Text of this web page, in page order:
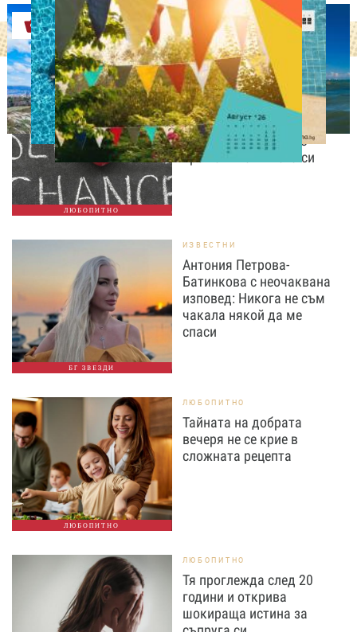
Оферти
ЛЮБОПИТНО
ЛЮБОПИТНО
Август е месецът на
вторите шансове: Защо
точно сега най-често
променяме живота си
БГ ЗВЕЗДИ
ИЗВЕСТНИ
Антония Петрова-
Батинкова с неочаквана
изповед: Никога не съм
чакала някой да ме
спаси
ЛЮБОПИТНО
ЛЮБОПИТНО
Тайната на добрата
вечеря не се крие в
сложната рецепта
ЛЮБОПИТНО
Тя проглежда след 20
години и открива
шокираща истина за